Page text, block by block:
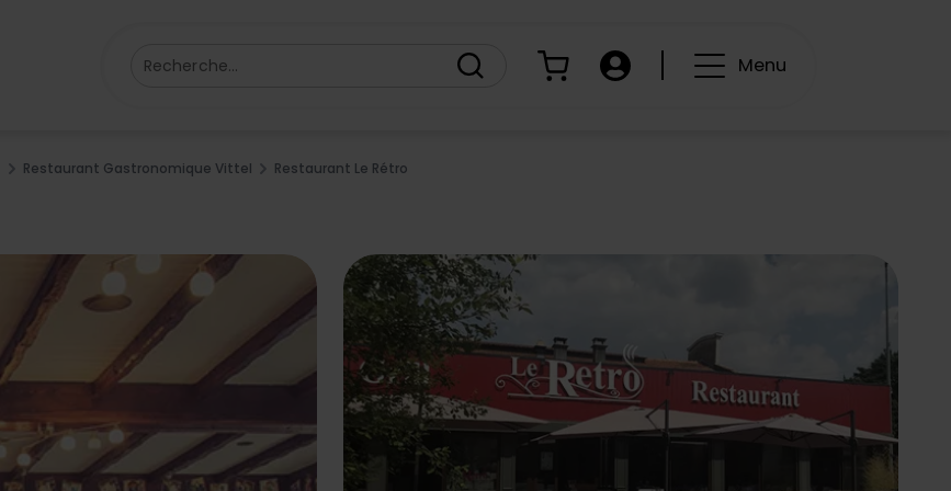
Recherche... Panier Compte Menu
Restaurant Gastronomique Vittel Restaurant Le Rétro